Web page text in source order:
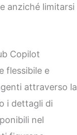
anziché limitarsi
Copilot
flessibile e
attraverso la
i dettagli di
nel